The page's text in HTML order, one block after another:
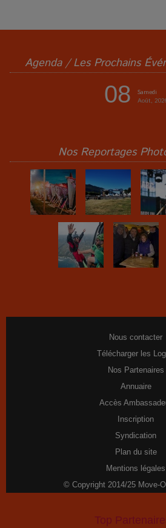
Agenda / Les Prochains
08
Samedi
Août,
Nos Reportages
Nous contacter
Télécharger les
Nos Partenaires
Annuaire
Accès
Inscription
Syndication
Plan du site
Mentions légales
© Copyright 2014/25 Move-